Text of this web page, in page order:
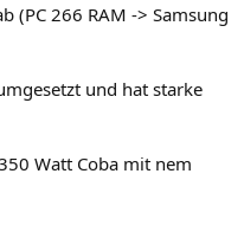
(PC 266 RAM -> Samsung
und hat starke
Watt Coba mit nem